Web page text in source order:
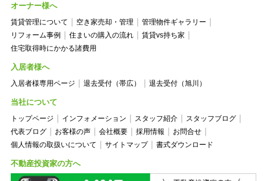
オーナー様へ
賃貸管理について 空き家売却・管理
管理物件ギャラリー
リフォーム事例
住まいの購入の流れ
賃貸vs持ち家
住宅取得時にかかる諸費用
入居者様へ
入居者様専用ページ 退去受付（帯広） 退去受付（旭川）
当社について
トップページ インフォメーション スタッフ紹介
スタッフブログ
代表ブログ
お客様の声 会社概要 採用情報
お問合せ
個人情報の取扱いについて
サイトマップ 書式ダウンロード
不動産投資家の方へ